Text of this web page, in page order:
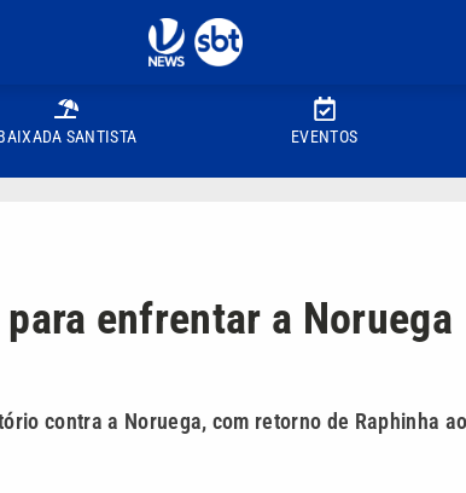
SANTISTA EVENTOS
enfrentar a Noruega
contra a Noruega, com retorno de Raphinha